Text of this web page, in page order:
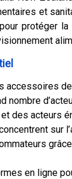
et
protéger
accessoires
nombre
des acteurs
sur
en ligne